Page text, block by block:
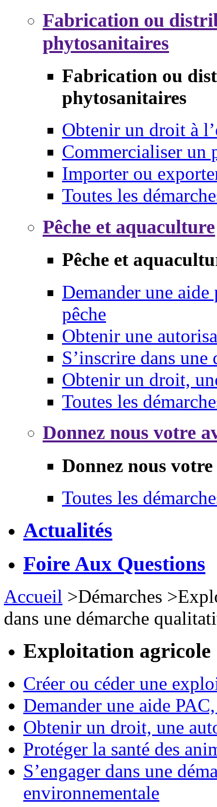
Fabrication ou
phytosanitaires
Fabrication ou
phytosanitaires
Obtenir un droit à
Commercialiser un
Importer ou
Toutes les
Pêche et aquaculture
Pêche et
Demander une
pêche
Obtenir une
S’inscrire dans une
Obtenir un droit,
Toutes les
Donnez nous votre
Donnez nous
Toutes les
Actualités
Foire Aux Questions
Accueil >Démarches >
dans une démarche
Exploitation agricole
Créer ou céder une
Demander une aide
Obtenir un droit, une
Protéger la santé des
S’engager dans une
environnementale